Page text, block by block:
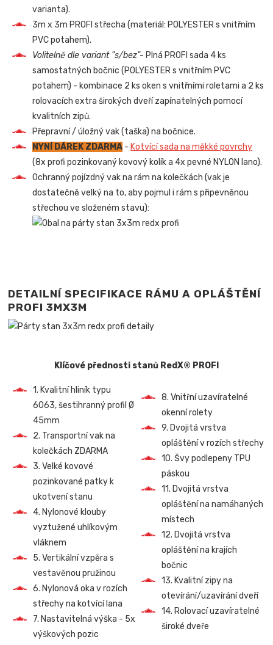
varianta).
3m x 3m PROFI střecha (materiál: POLYESTER s vnitřním
PVC potahem).
Volitelně dle variant "s/bez"- Plná PROFI sada 4 ks
samostatných bočnic (POLYESTER s vnitřním PVC
potahem) - kombinace 2 ks oken s vnitřními roletami a 2 ks
rolovacích extra širokých dveří zapínatelných pomocí
kvalitních zipů.
Přepravní / úložný vak (taška) na bočnice.
NYNÍ DÁREK ZDARMA - Kotvící sada na měkké povrchy
(8x profi pozinkovaný kovový kolík a 4x pevné NYLON lano).
Ochranný pojízdný vak na rám na kolečkách (vak je
dostatečně velký na to, aby pojmul i rám s připevněnou
střechou ve složeném stavu):
DETAILNÍ SPECIFIKACE RÁMU A OPLÁŠTĚNÍ
PROFI 3MX3M
Klíčové přednosti stanů RedX® PROFI
1. Kvalitní hliník typu
6063, šestihranný profil Ø
45mm
2. Transportní vak na
kolečkách ZDARMA
3. Velké kovové
pozinkované patky k
ukotvení stanu
4. Nylonové klouby
vyztužené uhlíkovým
vláknem
5. Vertikální vzpěra s
vestavěnou pružinou
6. Nylonová oka v rozích
střechy na kotvící lana
7. Nastavitelná výška - 5x
výškových pozic
8. Vnitřní uzavíratelné
okenní rolety
9. Dvojitá vrstva
opláštění v rozích střechy
10. Švy podlepeny TPU
páskou
11. Dvojitá vrstva
opláštění na namáhaných
místech
12. Dvojitá vrstva
opláštění na krajích
bočnic
13. Kvalitní zipy na
otevírání/uzavírání dveří
14. Rolovací uzavíratelné
široké dveře